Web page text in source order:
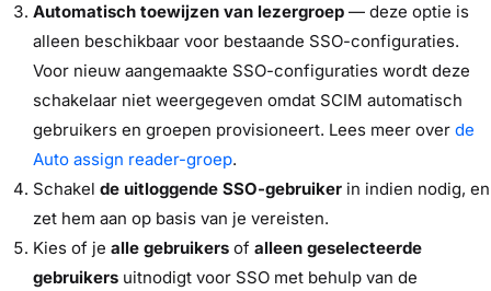
Automatisch toewijzen van lezergroep — deze optie is
alleen beschikbaar voor bestaande SSO-configuraties.
Voor nieuw aangemaakte SSO-configuraties wordt deze
schakelaar niet weergegeven omdat SCIM automatisch
gebruikers en groepen provisioneert. Lees meer over de
Auto assign reader-groep.
Schakel de uitloggende SSO-gebruiker in indien nodig, en
zet hem aan op basis van je vereisten.
Kies of je alle gebruikers of alleen geselecteerde
gebruikers uitnodigt voor SSO met behulp van de